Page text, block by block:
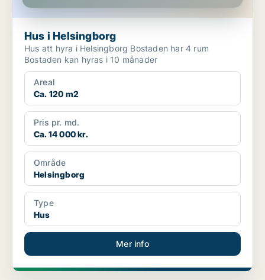
Hus i Helsingborg
Hus att hyra i Helsingborg Bostaden har 4 rum
Bostaden kan hyras i 10 månader
Areal
Ca. 120 m2
Pris pr. md.
Ca. 14 000 kr.
Område
Helsingborg
Type
Hus
Mer info